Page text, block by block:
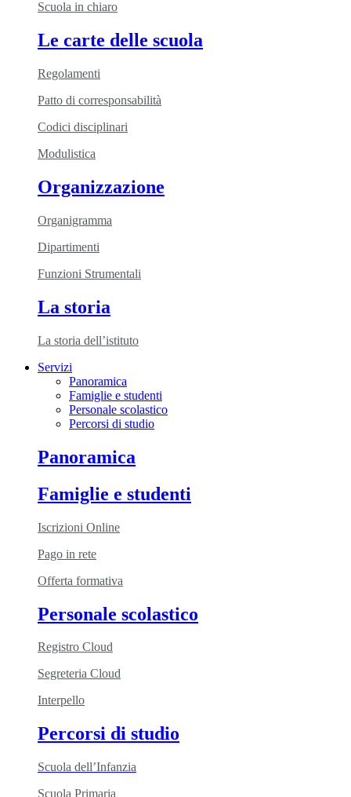
Scuola in chiaro
Le carte delle scuola
Regolamenti
Patto di corresponsabilità
Codici disciplinari
Modulistica
Organizzazione
Organigramma
Dipartimenti
Funzioni Strumentali
La storia
La storia dell’istituto
Servizi
Panoramica
Famiglie e studenti
Personale scolastico
Percorsi di studio
Panoramica
Famiglie e studenti
Iscrizioni Online
Pago in rete
Offerta formativa
Personale scolastico
Registro Cloud
Segreteria Cloud
Interpello
Percorsi di studio
Scuola dell’Infanzia
Scuola Primaria